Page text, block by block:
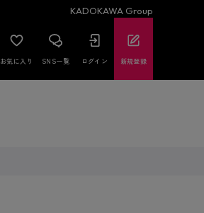
KADOKAWA Group
お気に入り SNS一覧 ログイン 新規登録